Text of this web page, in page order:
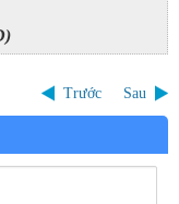
Trước Sau